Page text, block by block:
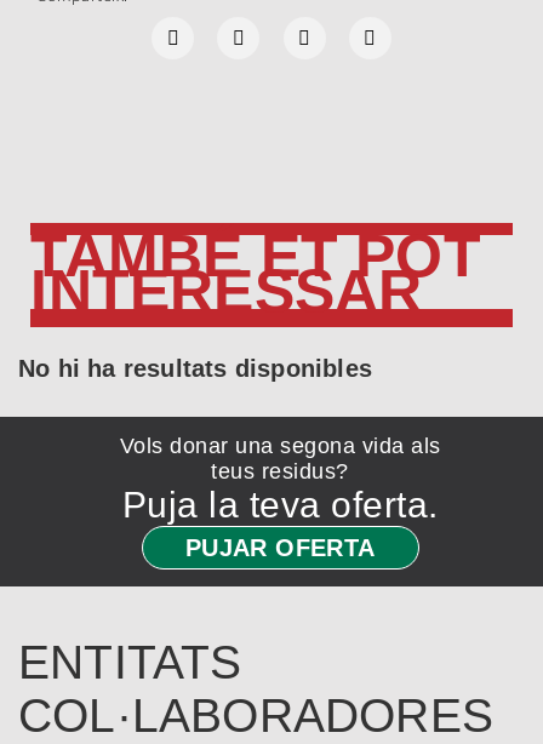
TAMBÉ ET POT
INTERESSAR
No hi ha resultats disponibles
Vols donar una segona vida als
teus residus?
Puja la teva oferta.
PUJAR OFERTA
ENTITATS
COL·LABORADORES